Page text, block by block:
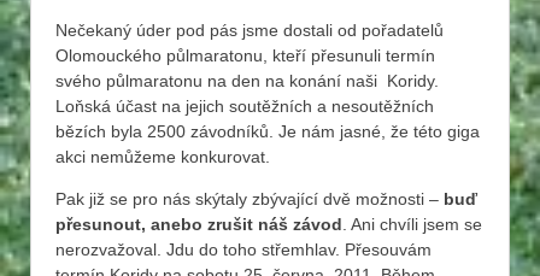
Nečekaný úder pod pás jsme dostali od pořadatelů
Olomouckého půlmaratonu, kteří přesunuli termín
svého půlmaratonu na den na konání naši Koridy.
Loňská účast na jejich soutěžních a nesoutěžních
bězích byla 2500 závodníků. Je nám jasné, že této giga
akci nemůžeme konkurovat.
Pak již se pro nás skýtaly zbývající dvě možnosti – buď
přesunout, anebo zrušit náš závod . Ani chvíli jsem se
nerozvažoval. Jdu do toho střemhlav. Přesouvám